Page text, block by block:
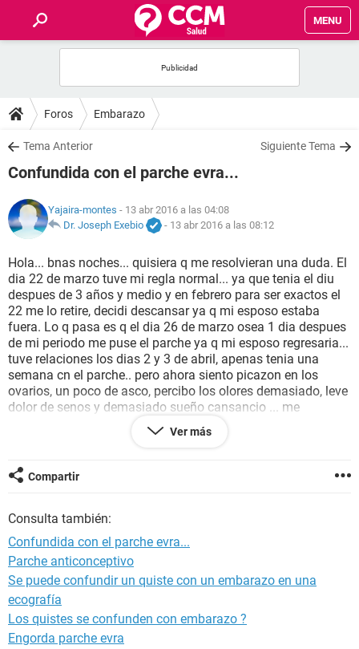
MENU
FOROS
SALUD
NUTRICIÓN
BIENESTAR
SEXUALIDAD
GLOSARIO
Foros Embarazo
Tema Anterior Siguiente Tema
Confundida con el parche evra...
Yajaira-montes - 13 abr 2016 a las 04:08
Dr. Joseph Exebio
- 13 abr 2016 a las 08:12
Hola... bnas noches... quisiera q me resolvieran una duda. El
dia 22 de marzo tuve mi regla normal... ya que tenia el diu
despues de 3 años y medio y en febrero para ser exactos el
22 me lo retire, decidi descansar ya q mi esposo estaba
fuera. Lo q pasa es q el dia 26 de marzo osea 1 dia despues
de mi periodo me puse el parche ya q mi esposo regresaria...
tuve relaciones los dias 2 y 3 de abril, apenas tenia una
semana cn el parche.. pero ahora siento picazon en los
ovarios, un poco de asco, percibo los olores demasiado, leve
dolor de senos y demasiado sueño cansancio ... me
preocupa ya q soy muy activa y x mas q me quiero levantar
no puedo... cabe mencionar q tengo ya dos niñas. Aun no
regular... agradeceria su ayuda gracias
Ver más
Compartir
Consulta también:
Confundida con el parche evra...
Parche anticonceptivo
Se puede confundir un quiste con un embarazo en una
ecografía
Los quistes se confunden con embarazo ?
Engorda parche evra